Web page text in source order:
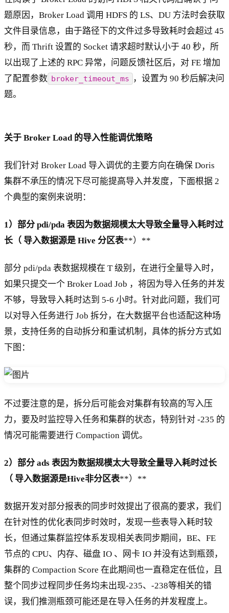
题原因，Broker Load 调用 HDFS 的 LS、DU 方法时会获取
文件目录信息，由于路径下的文件过多导致耗时会超过 45
秒，而 Thrift 设置的 Socket 请求超时默认小于 40 秒，所
以出现了上述的 RPC 异常，问题反馈社区后，对 FE 增加
了配置参数 broker_timeout_ms
，设置为 90 秒后解决问
题。
关于 Broker Load 的导入性能调优策略
我们针对 Broker Load 导入调优的主要方向在确保 Doris
集群不承压的情况下尽可能提高导入并发度，下面根据 2
个典型的案例来说明：
1）部分 pdi/pda 表因为数据规模太大导致全量导入耗时过
长（ 导入数据源是 Hive 分区表**）**
部分 pdi/pda 表数据规模在 T 级别，在进行全量导入时，
如果只提交一个 Broker Load Job ，将因为导入任务的并发
不够，导致导入耗时达到 5-6 小时。针对此问题，我们可
以对导入任务进行 Job 拆分，在大数据平台也适配这种场
景，支持任务的自动拆分和重试机制，具体的拆分方式如
下图：
不过要注意的是，拆分后可能会对集群有较高的写入压
力，要及时监控导入任务和集群的状态，特别针对 -235 的
情况可能需要进行 Compaction 调优。
2）部分 ads 表因为数据规模太大导致全量导入耗时过长
（ 导入数据源是Hive非分区表**）**
数据开发对部分报表的同步时效提出了很高的要求，我们
在针对性的优化表同步时效时，发现一些表导入耗时较
长，但通过集群监控体系发现相关表同步期间，BE、FE
节点的 CPU、内存、磁盘 IO 、网卡 IO 并没有达到瓶颈，
集群的 Compaction Score 在此期间也一直稳定在低位，且
整个同步过程同步任务均未出现-235、-238等相关的错
误，我们推测瓶颈可能还是在导入任务的并发程度上。